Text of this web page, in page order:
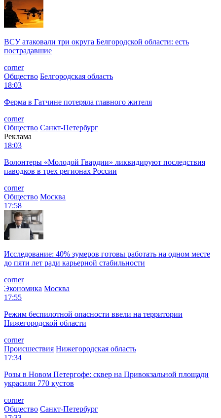
ВСУ атаковали три округа Белгородской области: есть
пострадавшие
corner
Общество Белгородская область
18:03
Ферма в Гатчине потеряла главного жителя
corner
Общество Санкт-Петербург
Реклама
18:03
Волонтеры «Молодой Гвардии» ликвидируют последствия
паводков в трех регионах России
corner
Общество Москва
17:58
Исследование: 40% зумеров готовы работать на одном месте
до пяти лет ради карьерной стабильности
corner
Экономика Москва
17:55
Режим беспилотной опасности ввели на территории
Нижегородской области
corner
Происшествия Нижегородская область
17:34
Розы в Новом Петергофе: сквер на Привокзальной площади
украсили 770 кустов
corner
Общество Санкт-Петербург